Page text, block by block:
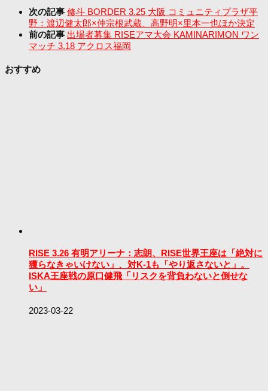
次の記事 修斗 BORDER 3.25 大阪 コミュニティプラザ平
野：渡辺健太郎×仲宗根武蔵、高野明×里本一也ほか決定
前の記事 出場者募集 RISEアマ大会 KAMINARIMON ワン
マッチ 3.18 アクロス福岡
おすすめ
RISE 3.26 有明アリーナ：志朗、RISE世界王座は「絶対に
獲らなきゃいけない」、対K-1も「やり返さないと」。
ISKA王座戦の原口健飛「リスクを背負わないと倒せな
い」
2023-03-22